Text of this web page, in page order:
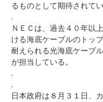
るものとして期待されてい
.
ＮＥＣは、過去４０年以
ける海底ケーブルのトッ
耐えられる光海底ケーブ
が担当している。
.
.
日本政府は８月３１日、